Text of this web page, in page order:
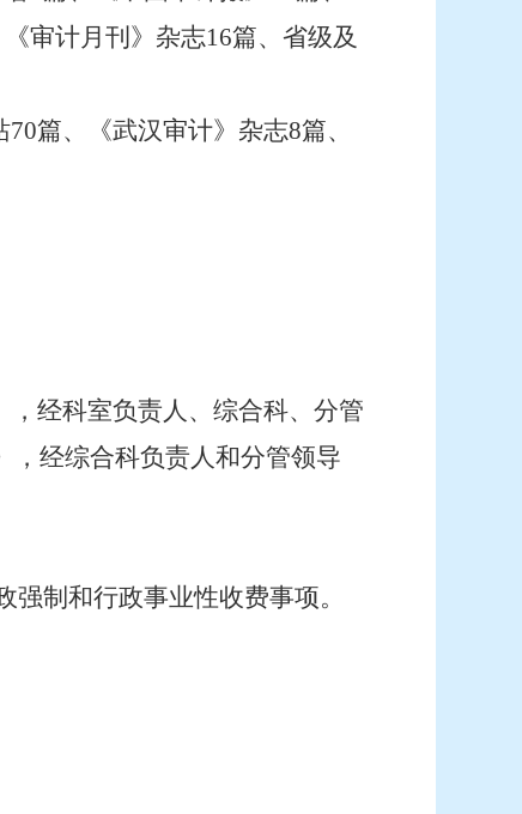
审计月刊》杂志16篇、省级及
篇、《武汉审计》杂志8篇、
经科室负责人、综合科、分管
，经综合科负责人和分管领导
制和行政事业性收费事项。